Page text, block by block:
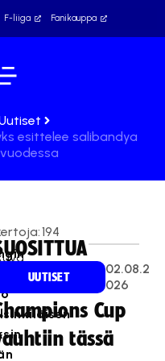
F-liiga Fanikauppa
esittelee salibandya
194
UUTISET
02.08.2
026
Cup
tässä